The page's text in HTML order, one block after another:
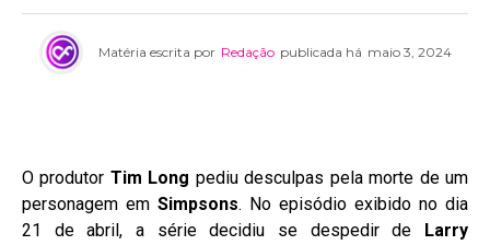
Matéria escrita por Redação publicada há maio 3, 2024
O produtor Tim Long pediu desculpas pela morte de um
personagem em Simpsons. No episódio exibido no dia
21 de abril, a série decidiu se despedir de Larry